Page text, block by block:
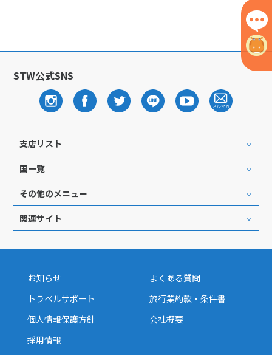
STW公式SNS
支店リスト
国一覧
その他のメニュー
関連サイト
お知らせ
よくある質問
トラベルサポート
旅行業約款・条件書
個人情報保護方針
会社概要
採用情報